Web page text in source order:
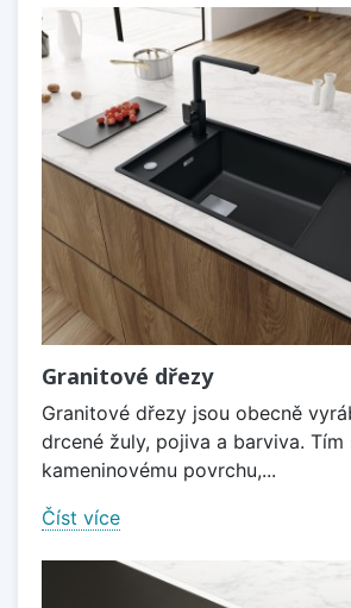
Granitové dřezy
Granitové dřezy jsou obecně
drcené žuly, pojiva a barviva. Tím
kameninovému povrchu,...
Číst více